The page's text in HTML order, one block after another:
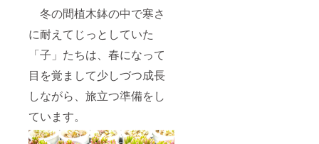
冬の間植木鉢の中で寒さ
に耐えてじっとしていた
「子」たちは、春になって
目を覚まして少しづつ成長
しながら、旅立つ準備をし
ています。